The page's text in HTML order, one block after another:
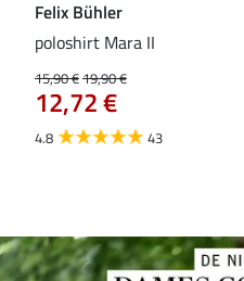
Felix Bühler
poloshirt Mara II
15,90 €19,90 €
12,72 €
4.8 43